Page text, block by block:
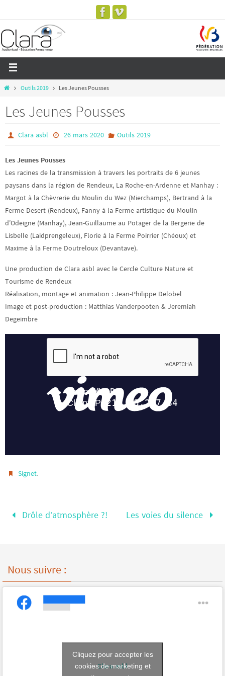
Outils 2019 Les Jeunes Pousses
Les Jeunes Pousses
Clara asbl 26 mars 2020 Outils 2019
Les Jeunes Pousses
Les racines de la transmission à travers les portraits de 6 jeunes
paysans dans la région de Rendeux, La Roche-en-Ardenne et Manhay :
Margot à la Chèvrerie du Moulin du Wez (Mierchamps), Bertrand à la
Ferme Desert (Rendeux), Fanny à la Ferme artistique du Moulin
d’Odeigne (Manhay), Jean-Guillaume au Potager de la Bergerie de
Lisbelle (Laidprengeleux), Florie à la Ferme Poirrier (Chéoux) et
Maxime à la Ferme Doutreloux (Devantave).
Une production de Clara asbl avec le Cercle Culture Nature et
Tourisme de Rendeux
Réalisation, montage et animation : Jean-Philippe Delobel
Image et post-production : Matthias Vanderpooten & Jeremiah
Degeimbre
Signet.
Drôle d’atmosphère ?! Les voies du silence
Nous suivre :
Clara asbl
Cliquez pour accepter les
cookies de marketing et